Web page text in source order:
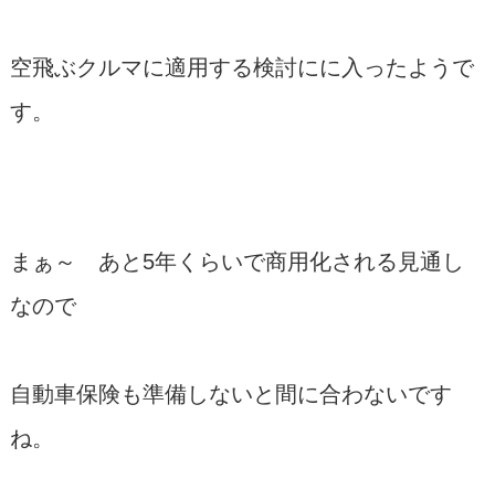
空飛ぶクルマに適用する検討にに入ったようで
す。
まぁ～ あと5年くらいで商用化される見通し
なので
自動車保険も準備しないと間に合わないです
ね。